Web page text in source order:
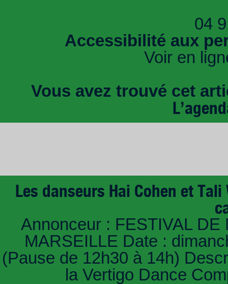
04
Accessibilité aux
Voir en
Vous avez trouvé cet
Les danseurs Hai Cohen et
Annonceur : FESTIVAL
MARSEILLE Date :
(Pause de 12h30 à 14h)
la Vertigo Dance